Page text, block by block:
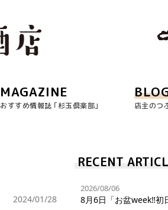
MAGAZINE
おすすめ情報誌 ｢杉玉倶楽部｣ 店主のつ
2024/01/28
RECENT
2026/08/06
8月6日「お盆week‼︎初